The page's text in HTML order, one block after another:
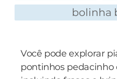
bolinha
Você pode explorar
pontinhos pedacinho